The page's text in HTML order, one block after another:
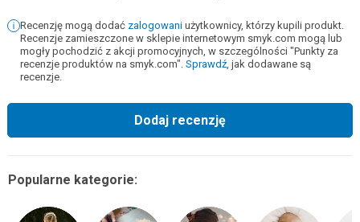
Recenzję mogą dodać zalogowani użytkownicy, którzy kupili produkt.
Recenzje zamieszczone w sklepie internetowym smyk.com mogą lub
mogły pochodzić z akcji promocyjnych, w szczególności "Punkty za
recenzje produktów na smyk.com". Sprawdź, jak dodawane są
recenzje.
Dodaj recenzję
Popularne kategorie: